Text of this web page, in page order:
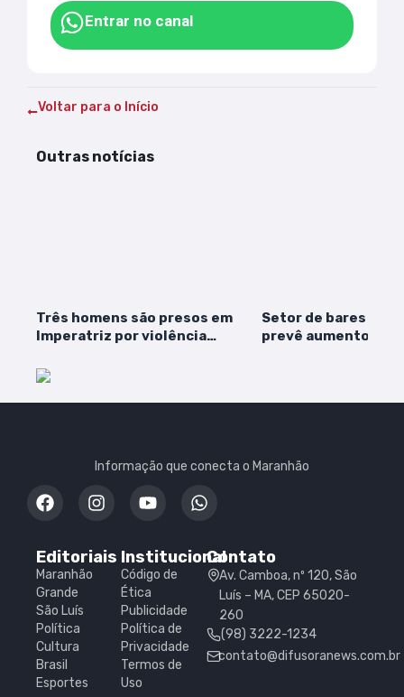
Entrar no canal
Voltar para o Início
Outras notícias
Três homens são presos em
Imperatriz por violência
Setor de bares e
prevê aumento nos
Informação que conecta o Maranhão
Editoriais
Maranhão
Grande
São Luís
Política
Cultura
Brasil
Esportes
Institucional
Código de
Ética
Publicidade
Política de
Privacidade
Termos de
Uso
Contato
Av. Camboa, nº 120, São
Luís – MA, CEP 65020-
260
(98) 3222-1234
contato@difusoranews.com.br